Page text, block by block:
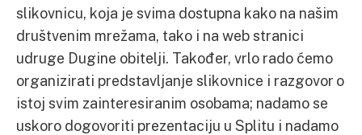
slikovnicu, koja je svima dostupna kako na našim
društvenim mrežama, tako i na web stranici
udruge Dugine obitelji. Također, vrlo rado ćemo
organizirati predstavljanje slikovnice i razgovor o
istoj svim zainteresiranim osobama; nadamo se
uskoro dogovoriti prezentaciju u Splitu i nadamo